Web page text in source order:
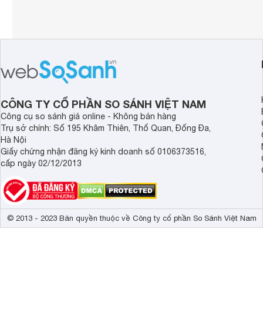
CÔNG TY CỔ PHẦN SO SÁNH VIỆT NAM
Công cụ so sánh giá online - Không bán hàng
Trụ sở chính: Số 195 Khâm Thiên, Thổ Quan, Đống Đa,
Hà Nội
Giấy chứng nhận đăng ký kinh doanh số 0106373516,
cấp ngày 02/12/2013
© 2013 - 2023 Bản quyền thuộc về Công ty cổ phần So Sánh Việt Nam